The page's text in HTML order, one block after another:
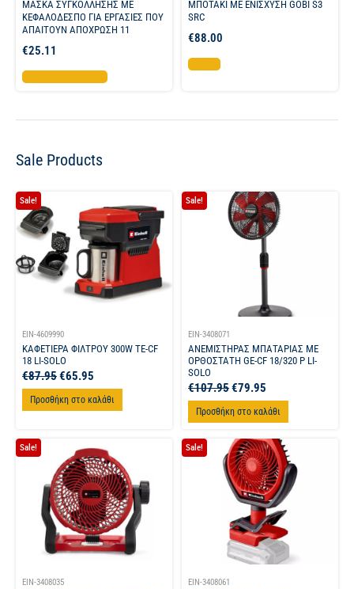
ΜΑΣΚΑ ΣΥΓΚΟΛΛΗΣΗΣ ΜΕ
ΚΕΦΑΛΟΔΕΣΠΟ ΓΙΑ ΕΡΓΑΣΙΕΣ ΠΟΥ
ΑΠΑΙΤΟΥΝ ΑΠΟΧΡΩΣΗ 11
€25.11
Προσθήκη στο καλάθι
ΜΠΟΤΑΚΙ ΜΕ ΕΝΙΣΧΥΣΗ GOBI S3
SRC
€88.00
Επιλογή
Sale Products
Sale!
EIN-4609990
ΚΑΦΕΤΙΕΡΑ ΦΙΛΤΡΟΥ 300W TE-CF
18 LI-SOLO
€87.95€65.95
Προσθήκη στο καλάθι
Sale!
EIN-3408071
ΑΝΕΜΙΣΤΗΡΑΣ ΜΠΑΤΑΡΙΑΣ ΜΕ
ΟΡΘΟΣΤΑΤΗ GE-CF 18/320 P LI-
SOLO
€107.95€79.95
Προσθήκη στο καλάθι
Sale!
EIN-3408035
Sale!
EIN-3408061